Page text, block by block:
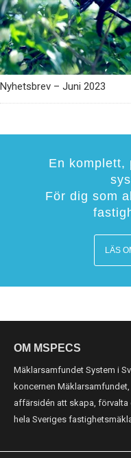
Nyhetsbrev – Juni 2023
En komplett,
För dig som
LÄS
OM MSPECS
Mäklarsamfundet System i
koncernen
affärsidén att skapa,
hela Sveriges